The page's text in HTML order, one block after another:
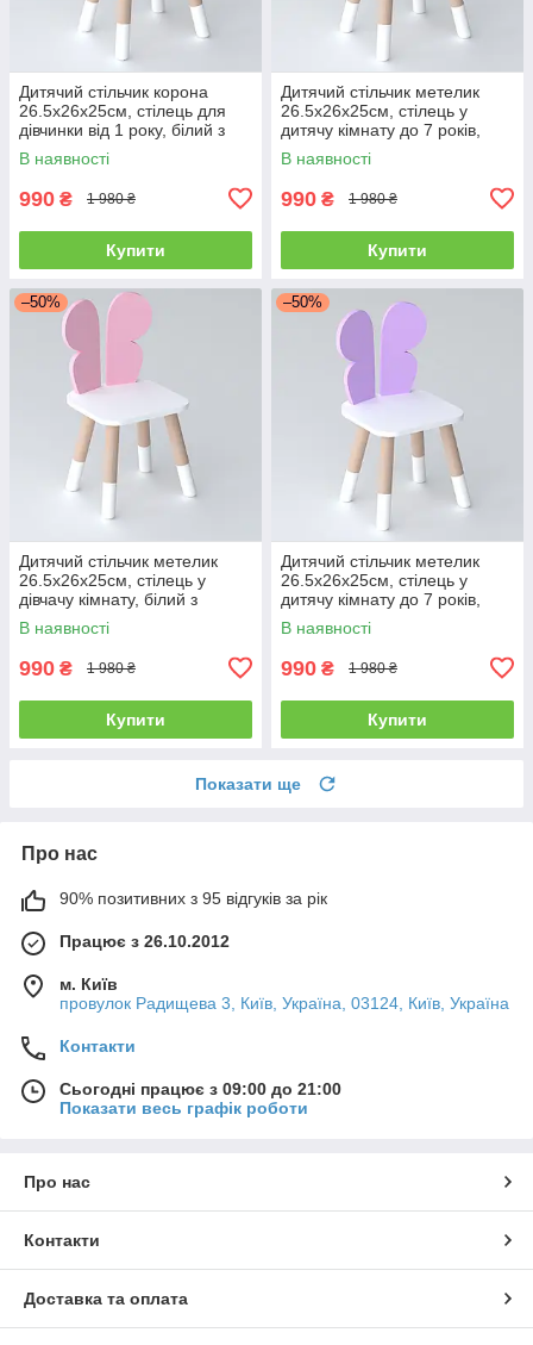
Дитячий стільчик корона
26.5х26х25см, стілець для
дівчинки від 1 року, білий з
фіолетовим
В наявності
990 ₴ 1 980 ₴
Купити
Дитячий стільчик метелик
26.5х26х25см, стілець у
дитячу кімнату до 7 років,
білий
В наявності
990 ₴ 1 980 ₴
Купити
–50%
Дитячий стільчик метелик
26.5х26х25см, стілець у
дівчачу кімнату, білий з
рожевим
В наявності
990 ₴ 1 980 ₴
Купити
–50%
Дитячий стільчик метелик
26.5х26х25см, стілець у
дитячу кімнату до 7 років,
білий з фіолетовим
В наявності
990 ₴ 1 980 ₴
Купити
Показати ще
Про нас
90% позитивних з 95 відгуків за рік
Працює з 26.10.2012
м. Київ
провулок Радищева 3, Київ, Україна, 03124, Київ, Україна
Контакти
Сьогодні працює з 09:00 до 21:00
Показати весь графік роботи
Про нас
Контакти
Доставка та оплата